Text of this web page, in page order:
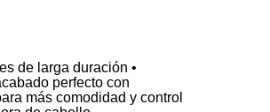
de larga duración​ •
perfecto con
más comodidad y control